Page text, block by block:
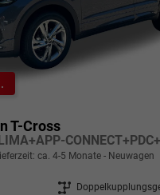
T-Cross
ca. 4-5 Monate Neuwagen
Getriebe